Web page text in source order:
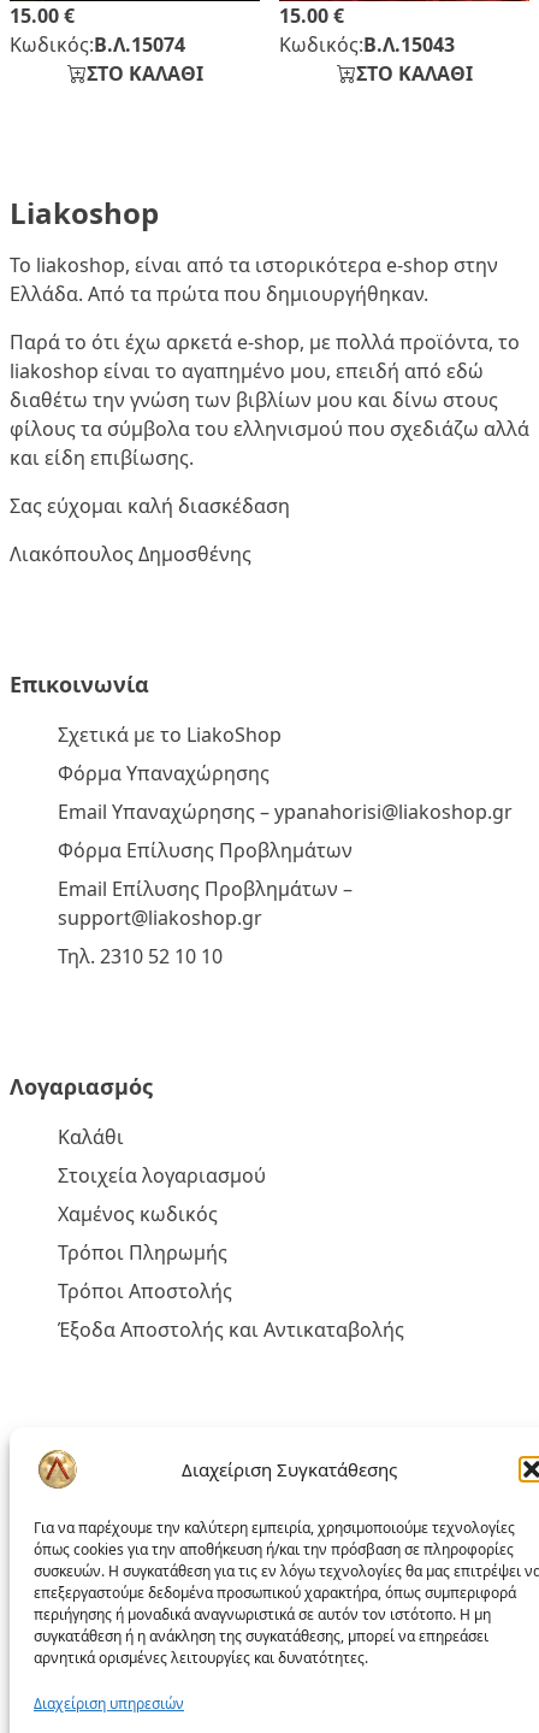
Διαχείριση Συγκατάθεσης
Για να παρέχουμε την καλύτερη εμπειρία, χρησιμοποιούμε τεχνολογίες
όπως cookies για την αποθήκευση ή/και την πρόσβαση σε πληροφορίες
συσκευών. Η συγκατάθεση για τις εν λόγω τεχνολογίες θα μας επιτρέψει
επεξεργαστούμε δεδομένα προσωπικού χαρακτήρα, όπως συμπεριφορά
περιήγησης ή μοναδικά αναγνωριστικά σε αυτόν τον ιστότοπο. Η μη
συγκατάθεση ή η ανάκληση της συγκατάθεσης, μπορεί να επηρεάσει
αρνητικά ορισμένες λειτουργίες και δυνατότητες.
Διαχείριση υπηρεσιών
15.00 €
Κωδικός:Β.Λ.15074
ΣΤΟ ΚΑΛΑΘΙ
15.00 €
Κωδικός:Β.Λ.15043
ΣΤΟ ΚΑΛΑΘΙ
Liakoshop
Το liakoshop, είναι από τα ιστορικότερα e-shop στην
Ελλάδα. Από τα πρώτα που δημιουργήθηκαν.
Παρά το ότι έχω αρκετά e-shop, με πολλά προϊόντα, το
liakoshop είναι το αγαπημένο μου, επειδή από εδώ
διαθέτω την γνώση των βιβλίων μου και δίνω στους
φίλους τα σύμβολα του ελληνισμού που σχεδιάζω αλλά
και είδη επιβίωσης.
Σας εύχομαι καλή διασκέδαση
Λιακόπουλος Δημοσθένης
Επικοινωνία
Σχετικά με το LiakoShop
Φόρμα Υπαναχώρησης
Email Υπαναχώρησης –ypanahorisi@liakoshop.gr
Φόρμα Επίλυσης Προβλημάτων
Email Επίλυσης Προβλημάτων –
support@liakoshop.gr
Τηλ. 2310 52 10 10
Λογαριασμός
Καλάθι
Στοιχεία λογαριασμού
Χαμένος κωδικός
Τρόποι Πληρωμής
Τρόποι Αποστολής
Έξοδα Αποστολής και Αντικαταβολής
Πολιτική liakoshop
Δικαίωμα Υπαναχώρησης
Επίλυση Προβλημάτων
Προσωπικά Δεδομένα – GDPR
Πολιτική Cookies
Πολιτική απορρήτου